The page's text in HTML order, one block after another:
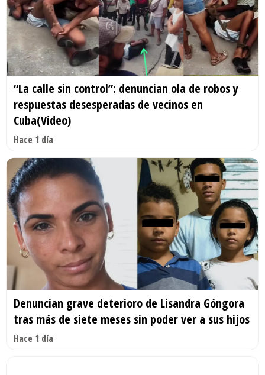
“La calle sin control”: denuncian ola de robos y
respuestas desesperadas de vecinos en
Cuba(Video)
Hace 1 día
Denuncian grave deterioro de Lisandra Góngora
tras más de siete meses sin poder ver a sus hijos
Hace 1 día